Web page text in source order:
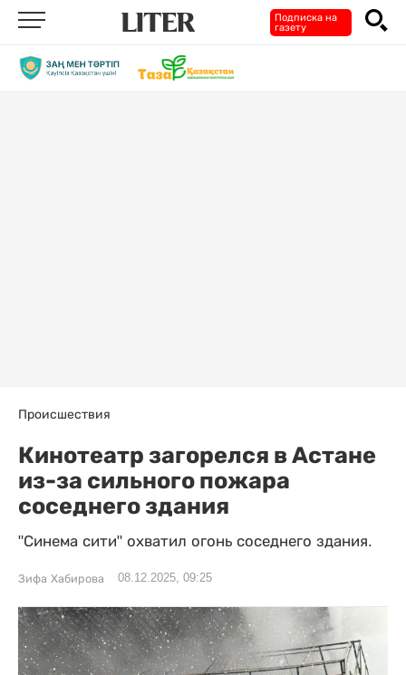
Подписка на
газету
Происшествия
Кинотеатр загорелся в Астане
из-за сильного пожара
соседнего здания
"Синема сити" охватил огонь соседнего здания.
Зифа Хабирова 08.12.2025, 09:25